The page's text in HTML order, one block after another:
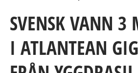
SVENSK VANN 3
I ATLANTEAN